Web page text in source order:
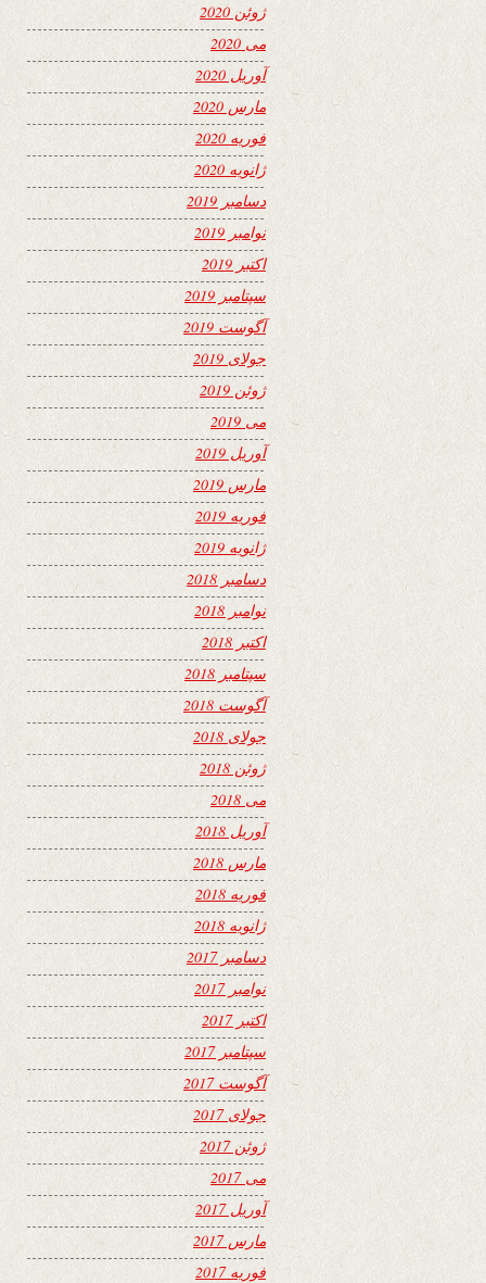
ژوئن 2020
می 2020
آوریل 2020
مارس 2020
فوریه 2020
ژانویه 2020
دسامبر 2019
نوامبر 2019
اکتبر 2019
سپتامبر 2019
آگوست 2019
جولای 2019
ژوئن 2019
می 2019
آوریل 2019
مارس 2019
فوریه 2019
ژانویه 2019
دسامبر 2018
نوامبر 2018
اکتبر 2018
سپتامبر 2018
آگوست 2018
جولای 2018
ژوئن 2018
می 2018
آوریل 2018
مارس 2018
فوریه 2018
ژانویه 2018
دسامبر 2017
نوامبر 2017
اکتبر 2017
سپتامبر 2017
آگوست 2017
جولای 2017
ژوئن 2017
می 2017
آوریل 2017
مارس 2017
فوریه 2017